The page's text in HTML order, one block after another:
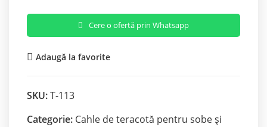
Cere o ofertă prin Whatsapp
Adaugă la favorite
SKU:T-113
Categorie: Cahle de teracotă pentru sobe și